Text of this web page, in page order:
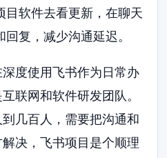
目软件去看更新，在聊天
复，减少沟通延迟。
度使用飞书作为日常办
联网和软件研发团队。
几百人，需要把沟通和
决，飞书项目是个顺理